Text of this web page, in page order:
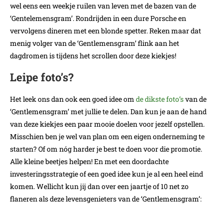
wel eens een weekje ruilen van leven met de bazen van de
‘Gentelemensgram’. Rondrijden in een dure Porsche en
vervolgens dineren met een blonde spetter. Reken maar dat
menig volger van de ‘Gentlemensgram’ flink aan het
dagdromen is tijdens het scrollen door deze kiekjes!
Leipe foto’s?
Het leek ons dan ook een goed idee om de dikste foto’svan de
‘Gentlemensgram’ met jullie te delen. Dan kun je aan de hand
van deze kiekjes een paar mooie doelen voor jezelf opstellen.
Misschien ben je wel van plan om een eigen onderneming te
starten? Of om nóg harder je best te doen voor die promotie.
Alle kleine beetjes helpen! En met een doordachte
investeringsstrategie of een goed idee kun je al een heel eind
komen. Wellicht kun jij dan over een jaartje of 10 net zo
flaneren als deze levensgenieters van de ‘Gentlemensgram’: